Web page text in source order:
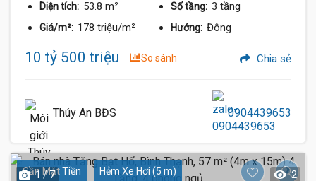
Diện tích: 53.8 m² Số tầng: 3 tầng
Giá/m²: 178 triệu/m² Hướng: Đông
10 tỷ 500 triệu So sánh Chia sẻ
Thúy An BĐS 0904439653
Gần Mặt Tiền Hẻm Xe Hơi (5 m)
1 / 7 2